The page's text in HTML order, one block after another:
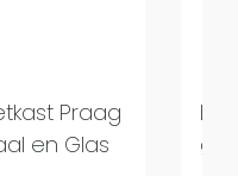
Praag
en Glas